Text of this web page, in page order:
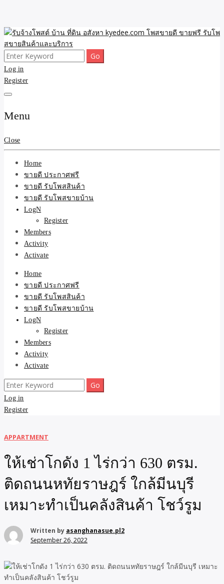
Skip
to
content
รับจ้างโพสต์ บ้าน ที่ดิน
อสังหา kyedee.com โพส
ขายดี ขายฟรี รับโพสขาย
สินค้าและบริการ
ขายดี โพสประกาศขายสินค้าฟรี บ้าน ที่ดิน อสังหา รับโพสต์ประกาศขาย
ของ รับรองผล ดีที่สุดถูกที่สุด ติดหน้าแรกกูเกืล
Search
for:
Log in
Register
Menu
Close
Home
ขายดี ประกาศฟรี
ขายดี รับโพสสินค้า
ขายดี รับโพสขายบ้าน
LogN
Register
Members
Activity
Activate
Home
ขายดี ประกาศฟรี
ขายดี รับโพสสินค้า
ขายดี รับโพสขายบ้าน
LogN
Register
Members
Activity
Activate
Search
for:
Log in
Register
APPARTMENT
ให้เช่าโกดัง 1 ไร่กว่า 630 ตรม.
ติดถนนหทัยราษฎร์ ใกล้มีนบุรี
เหมาะทำเป็นคลังสินค้า โชว์รูม
Written by asanghanasue.pl2
September 26, 2022